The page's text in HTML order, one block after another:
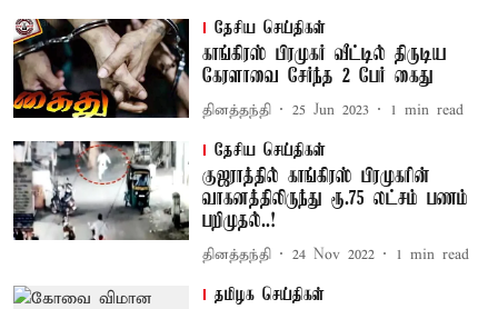
தேசிய செய்திகள்
காங்கிரஸ் பிரமுகர் வீட்டில் திருடிய
கேரளாவை சேர்ந்த 2 பேர் கைது
தினத்தந்தி 25 Jun 2023 1 min read
தேசிய செய்திகள்
குஜராத்தில் காங்கிரஸ் பிரமுகரின்
வாகனத்திலிருந்து ரூ.75 லட்சம் பணம்
பறிமுதல்..!
தினத்தந்தி 24 Nov 2022 1 min read
தமிழக செய்திகள்